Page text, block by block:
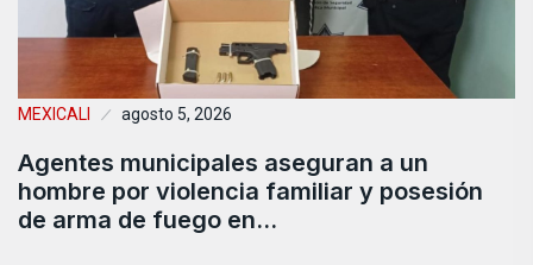
MEXICALI agosto 5, 2026
Agentes municipales aseguran a un
hombre por violencia familiar y posesión
de arma de fuego en…